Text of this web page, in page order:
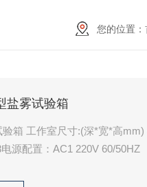
您的位置：
盐雾试验箱
箱 工作室尺寸:(深*宽*高
源配置：AC1 220V 60/50HZ